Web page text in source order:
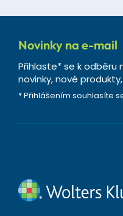
Novinky na e-mail
Přihlaste* se k odběru
novinky, nové
* Přihlášením souhlasíte